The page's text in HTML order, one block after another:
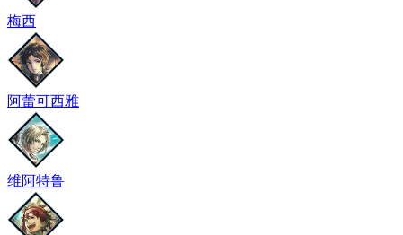
梅西
阿蕾可西雅
维阿特鲁